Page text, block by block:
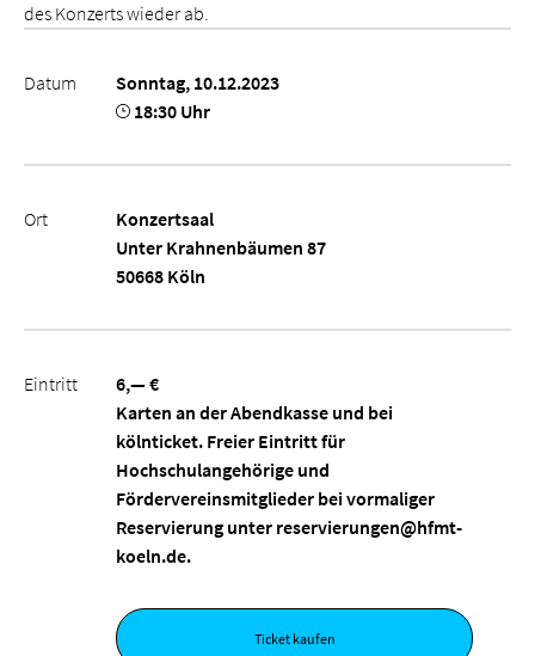
des Konzerts wieder ab.
Datum
Sonntag, 10.12.2023
18:30 Uhr
Ort
Konzertsaal
Unter Krahnenbäumen 87
50668 Köln
Eintritt
6,— €
Karten an der Abendkasse und bei
kölnticket. Freier Eintritt für
Hochschulangehörige und
Fördervereinsmitglieder bei vormaliger
Reservierung unter reservierungen@hfmt-
koeln.de.
Ticket kaufen